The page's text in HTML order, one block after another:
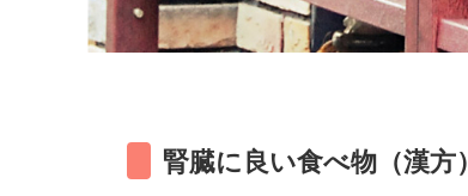
腎臓に良い食べ物（漢方）